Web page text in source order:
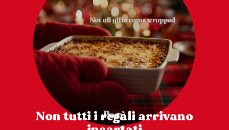
Non tutti i regali arrivano